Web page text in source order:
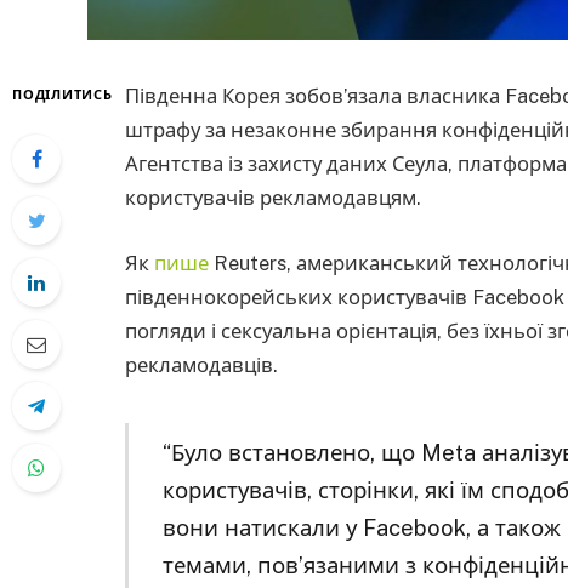
ПОДІЛИТИСЬ
Південна Корея зобов’язала власника
штрафу за незаконне збирання
Агентства із захисту даних Сеула,
користувачів рекламодавцям.
Як пише Reuters, американський
південнокорейських користувачів Facebook
погляди і сексуальна орієнтація, без
рекламодавців.
“Було встановлено, що Meta
користувачів, сторінки, які їм
вони натискали у Facebook, а
темами, пов’язаними з